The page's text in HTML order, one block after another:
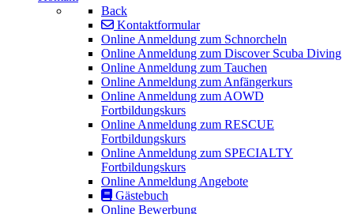
Back
Kontaktformular
Online Anmeldung zum Schnorcheln
Online Anmeldung zum Discover Scuba Diving
Online Anmeldung zum Tauchen
Online Anmeldung zum Anfängerkurs
Online Anmeldung zum AOWD
Fortbildungskurs
Online Anmeldung zum RESCUE
Fortbildungskurs
Online Anmeldung zum SPECIALTY
Fortbildungskurs
Online Anmeldung Angebote
Gästebuch
Online Bewerbung